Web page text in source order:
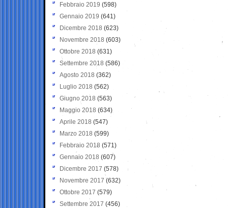
Febbraio 2019 (598)
Gennaio 2019 (641)
Dicembre 2018 (623)
Novembre 2018 (603)
Ottobre 2018 (631)
Settembre 2018 (586)
Agosto 2018 (362)
Luglio 2018 (562)
Giugno 2018 (563)
Maggio 2018 (634)
Aprile 2018 (547)
Marzo 2018 (599)
Febbraio 2018 (571)
Gennaio 2018 (607)
Dicembre 2017 (578)
Novembre 2017 (632)
Ottobre 2017 (579)
Settembre 2017 (456)